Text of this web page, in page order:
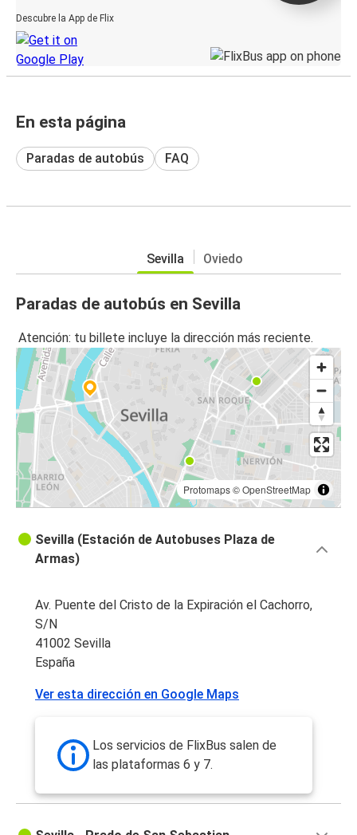
Descubre la App de Flix
En esta página
Paradas de autobús FAQ
Sevilla Oviedo
Paradas de autobús en Sevilla
Atención: tu billete incluye la dirección más reciente.
Protomaps©OpenStreetMap
Sevilla (Estación de Autobuses Plaza de
Armas)
Av. Puente del Cristo de la Expiración el Cachorro,
S/N
41002 Sevilla
España
Ver esta dirección en Google Maps
Los servicios de FlixBus salen de
las plataformas 6 y 7.